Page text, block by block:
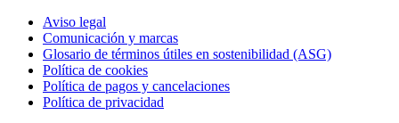
Aviso legal
Comunicación y marcas
Glosario de términos útiles en sostenibilidad (ASG)
Política de cookies
Política de pagos y cancelaciones
Política de privacidad